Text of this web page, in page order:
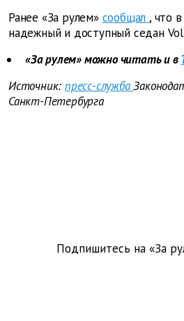
Ранее «За рулем» сообщал , что
надежный и доступный седан
«За рулем» можно читать и в
Источник: пресс-служба
Санкт-Петербурга
Подпишитесь на «За